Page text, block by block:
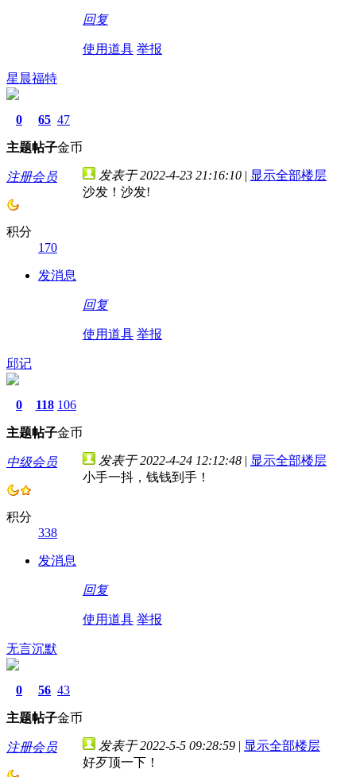
回复
使用道具 举报
星晨福特
0
主题
65
帖子
47
金币
注册会员
积分
170
发消息
发表于 2022-4-23 21:16:10 | 显示全部楼层
沙发！沙发!
回复
使用道具 举报
邱记
0
主题
118
帖子
106
金币
中级会员
积分
338
发消息
发表于 2022-4-24 12:12:48 | 显示全部楼层
小手一抖，钱钱到手！
回复
使用道具 举报
无言沉默
0
主题
56
帖子
43
金币
注册会员 发表于 2022-5-5 09:28:59 | 显示全部楼层
好歹顶一下！